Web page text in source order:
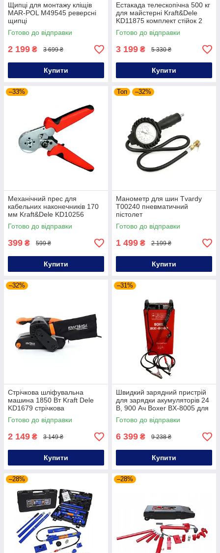
Щипці для монтажу кліщів
MAR-POL M49545 реверсні
щипці
Готово до відправки
2 199 ₴ 3 699 ₴
Купити
Естакада телескопічна 500 кг
для майстерні Kraft&Dele
KD11875 комплект стійок 2
шт
Готово до відправки
3 199 ₴ 5 330 ₴
Купити
–33%
Механічний прес для
кабельних наконечників 170
мм Kraft&Dele KD10256
обтискач наконечників
Готово до відправки
399 ₴ 599 ₴
Купити
Топ –32%
Манометр для шин Tvardy
T00240 пневматичний
пістолет
Готово до відправки
1 499 ₴ 2 199 ₴
Купити
–32%
Стрічкова шліфувальна
машина 1850 Вт Kraft Dele
KD1679 стрічкова
шліфмашина
Готово до відправки
2 149 ₴ 3 149 ₴
Купити
–31%
Швидкий зарядний пристрій
для зарядки акумуляторів 24
В, 900 Ач Boxer BX-8005 для
авто
Готово до відправки
6 399 ₴ 9 238 ₴
Купити
–28% –28%